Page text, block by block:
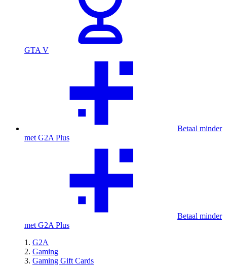
GTA V
Betaal minder
met G2A Plus
Betaal minder
met G2A Plus
G2A
Gaming
Gaming Gift Cards